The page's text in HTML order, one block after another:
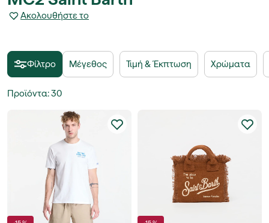
Ακολουθήστε το
Φίλτρο Μέγεθος Τιμή & Έκπτωση Χρώματα
Προϊόντα:30